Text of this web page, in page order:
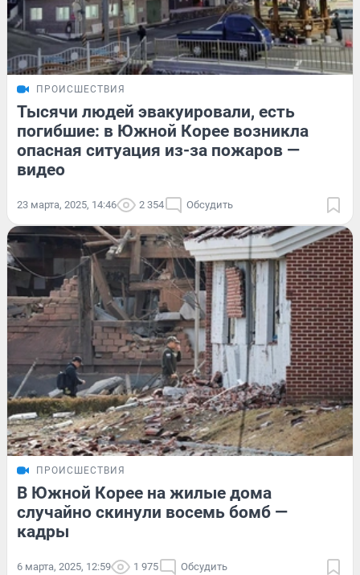
ПРОИСШЕСТВИЯ
Тысячи людей эвакуировали, есть
погибшие: в Южной Корее возникла
опасная ситуация из-за пожаров —
видео
23 марта, 2025, 14:46 2 354 Обсудить
ПРОИСШЕСТВИЯ
В Южной Корее на жилые дома
случайно скинули восемь бомб —
кадры
6 марта, 2025, 12:59 1 975 Обсудить